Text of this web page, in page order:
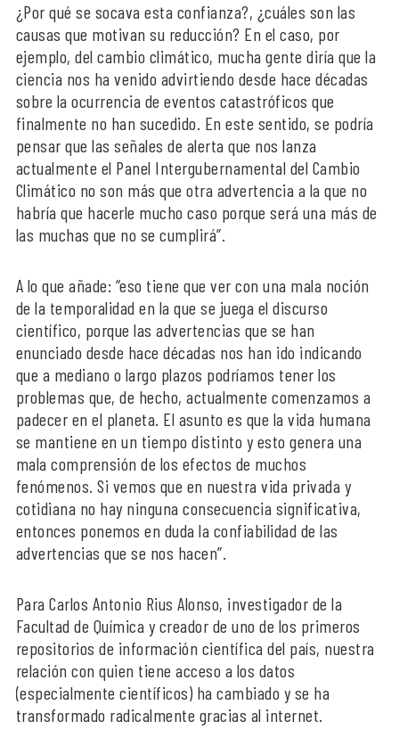
¿Por qué se socava esta confianza?, ¿cuáles son las
causas que motivan su reducción? En el caso, por
ejemplo, del cambio climático, mucha gente diría que la
ciencia nos ha venido advirtiendo desde hace décadas
sobre la ocurrencia de eventos catastróficos que
finalmente no han sucedido. En este sentido, se podría
pensar que las señales de alerta que nos lanza
actualmente el Panel Intergubernamental del Cambio
Climático no son más que otra advertencia a la que no
habría que hacerle mucho caso porque será una más de
las muchas que no se cumplirá”.
A lo que añade: “eso tiene que ver con una mala noción
de la temporalidad en la que se juega el discurso
científico, porque las advertencias que se han
enunciado desde hace décadas nos han ido indicando
que a mediano o largo plazos podríamos tener los
problemas que, de hecho, actualmente comenzamos a
padecer en el planeta. El asunto es que la vida humana
se mantiene en un tiempo distinto y esto genera una
mala comprensión de los efectos de muchos
fenómenos. Si vemos que en nuestra vida privada y
cotidiana no hay ninguna consecuencia significativa,
entonces ponemos en duda la confiabilidad de las
advertencias que se nos hacen”.
Para Carlos Antonio Rius Alonso, investigador de la
Facultad de Química y creador de uno de los primeros
repositorios de información científica del país, nuestra
relación con quien tiene acceso a los datos
(especialmente científicos) ha cambiado y se ha
transformado radicalmente gracias al internet.